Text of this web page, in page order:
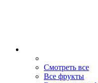
Смотреть все
Все фрукты